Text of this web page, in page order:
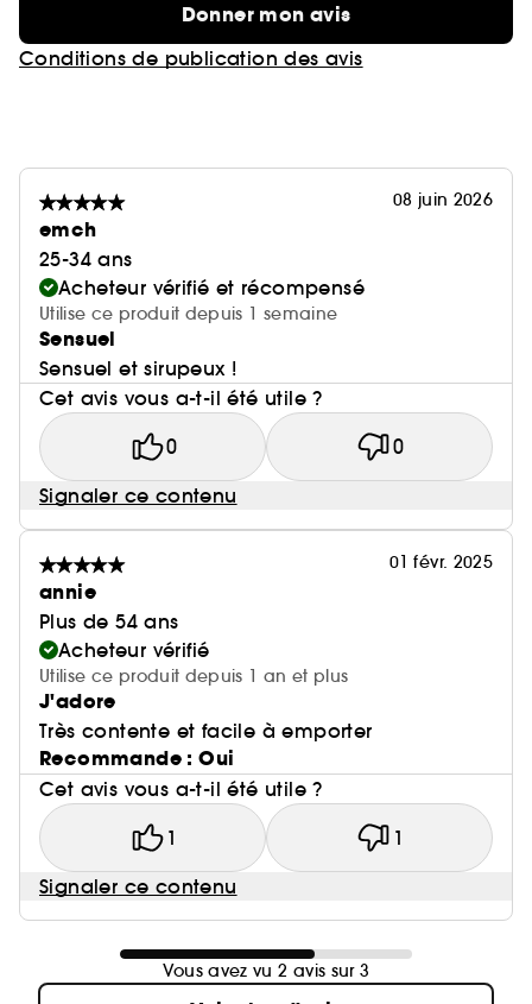
Donner mon avis
Conditions de publication des avis
08 juin 2026
emch
25-34 ans
Acheteur vérifié et récompensé
Utilise ce produit depuis 1 semaine
Sensuel
Sensuel et sirupeux !
Cet avis vous a-t-il été utile ?
0 0
Signaler ce contenu
01 févr. 2025
annie
Plus de 54 ans
Acheteur vérifié
Utilise ce produit depuis 1 an et plus
J'adore
Très contente et facile à emporter
Recommande : Oui
Cet avis vous a-t-il été utile ?
1 1
Signaler ce contenu
Vous avez vu 2 avis sur 3